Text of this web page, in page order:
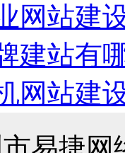
网站建
建站有
网站建